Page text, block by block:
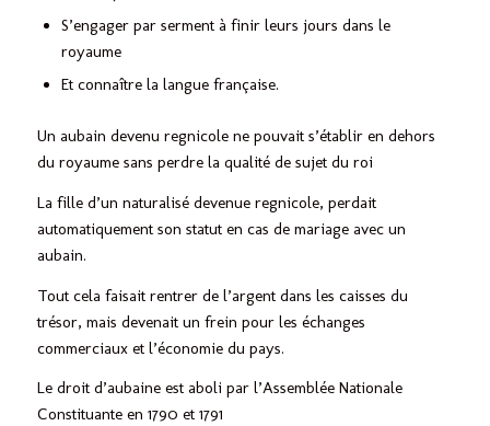
S’engager par serment à finir leurs jours dans le
royaume
Et connaître la langue française.
Un aubain devenu regnicole ne pouvait s’établir en dehors
du royaume sans perdre la qualité de sujet du roi
La fille d’un naturalisé devenue regnicole, perdait
automatiquement son statut en cas de mariage avec un
aubain.
Tout cela faisait rentrer de l’argent dans les caisses du
trésor, mais devenait un frein pour les échanges
commerciaux et l’économie du pays.
Le droit d’aubaine est aboli par l’Assemblée Nationale
Constituante en 1790 et 1791